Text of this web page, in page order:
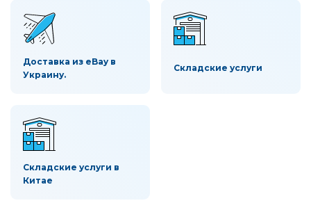
Доставка из eBay в
Украину.
Складские услуги
Складские услуги в
Китае